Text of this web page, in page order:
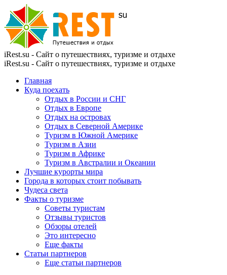
iRest.su - Сайт о путешествиях, туризме и отдыхе
iRest.su - Сайт о путешествиях, туризме и отдыхе
Главная
Куда поехать
Отдых в России и СНГ
Отдых в Европе
Отдых на островах
Отдых в Северной Америке
Туризм в Южной Америке
Туризм в Азии
Туризм в Африке
Туризм в Австралии и Океании
Лучшие курорты мира
Города в которых стоит побывать
Чудеса света
Факты о туризме
Советы туристам
Отзывы туристов
Обзоры отелей
Это интересно
Еще факты
Статьи партнеров
Еще статьи партнеров